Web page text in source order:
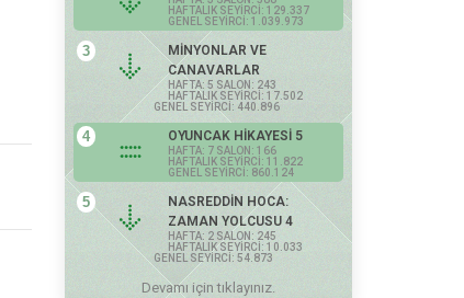
HAFTALIK SEYİRCİ: 129.337
GENEL SEYİRCİ: 1.039.973
3
MİNYONLAR VE
CANAVARLAR
HAFTA: 5 SALON: 243
HAFTALIK SEYİRCİ: 17.502
GENEL SEYİRCİ: 440.896
4 OYUNCAK HİKAYESİ 5
HAFTA: 7 SALON: 166
HAFTALIK SEYİRCİ: 11.822
GENEL SEYİRCİ: 860.124
5
NASREDDİN HOCA:
ZAMAN YOLCUSU 4
HAFTA: 2 SALON: 245
HAFTALIK SEYİRCİ: 10.033
GENEL SEYİRCİ: 54.873
Devamı için tıklayınız.